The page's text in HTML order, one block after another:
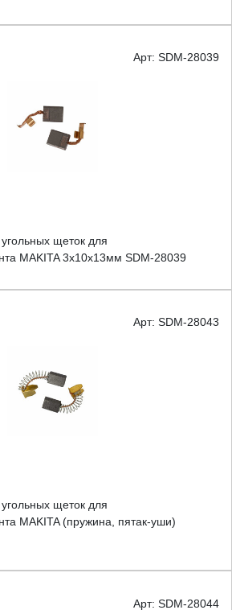
Арт: SDM-28039
щеток для
MAKITA 3x10x13мм SDM-28039
Арт: SDM-28043
щеток для
MAKITA (пружина, пятак-уши)
Арт: SDM-28044